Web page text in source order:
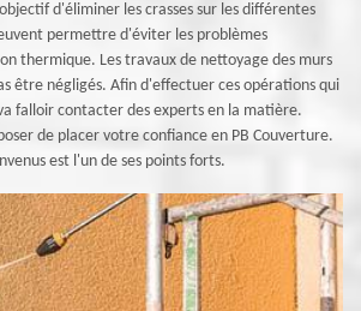
d'éliminer les crasses sur les différentes
permettre d'éviter les problèmes
thermique. Les travaux de nettoyage des murs
être négligés. Afin d'effectuer ces opérations qui
falloir contacter des experts en la matière.
de placer votre confiance en PB Couverture.
est l'un de ses points forts.